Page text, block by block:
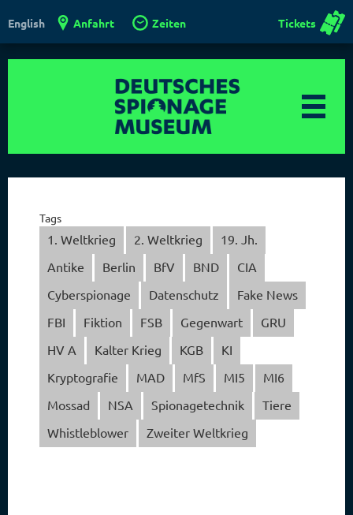
English Anfahrt Zeiten Tickets
Tags
1. Weltkrieg 2. Weltkrieg
19. Jh.
Antike
Berlin BfV BND
CIA
Cyberspionage
Datenschutz
Fake News
FBI
Fiktion FSB Gegenwart
GRU
HV A
Kalter Krieg KGB
KI
Kryptografie
MAD MfS MI5
MI6
Mossad
NSA Spionagetechnik
Tiere
Whistleblower
Zweiter Weltkrieg